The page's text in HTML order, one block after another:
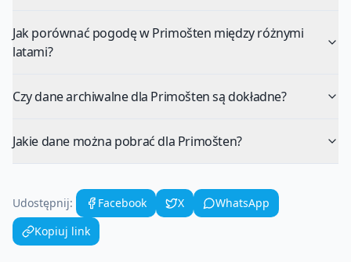
Jak porównać pogodę w Primošten między różnymi
latami?
Czy dane archiwalne dla Primošten są dokładne?
Jakie dane można pobrać dla Primošten?
Udostępnij: Facebook X
WhatsApp
Kopiuj link